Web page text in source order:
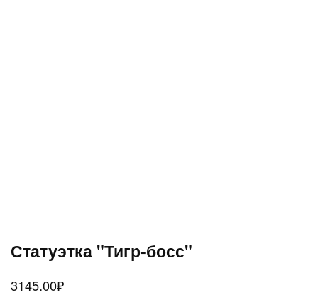
Статуэтка "Тигр-босс"
3145.00₽